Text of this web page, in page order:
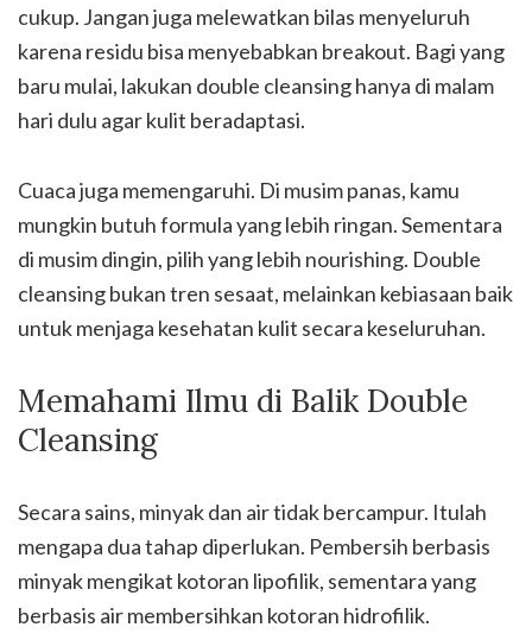
cukup. Jangan juga melewatkan bilas menyeluruh
karena residu bisa menyebabkan breakout. Bagi yang
baru mulai, lakukan double cleansing hanya di malam
hari dulu agar kulit beradaptasi.
Cuaca juga memengaruhi. Di musim panas, kamu
mungkin butuh formula yang lebih ringan. Sementara
di musim dingin, pilih yang lebih nourishing. Double
cleansing bukan tren sesaat, melainkan kebiasaan baik
untuk menjaga kesehatan kulit secara keseluruhan.
Memahami Ilmu di Balik Double
Cleansing
Secara sains, minyak dan air tidak bercampur. Itulah
mengapa dua tahap diperlukan. Pembersih berbasis
minyak mengikat kotoran lipofilik, sementara yang
berbasis air membersihkan kotoran hidrofilik.